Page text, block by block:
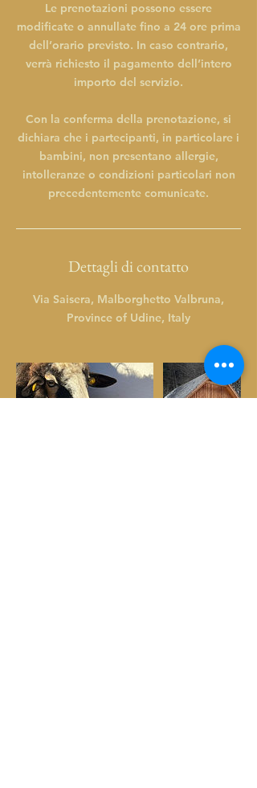
Le prenotazioni possono essere
modificate o annullate fino a 24 ore prima
dell’orario previsto. In caso contrario,
verrà richiesto il pagamento dell’intero
importo del servizio.
Con la conferma della prenotazione, si
dichiara che i partecipanti, in particolare i
bambini, non presentano allergie,
intolleranze o condizioni particolari non
precedentemente comunicate.
Dettagli di contatto
Via Saisera, Malborghetto Valbruna,
Province of Udine, Italy